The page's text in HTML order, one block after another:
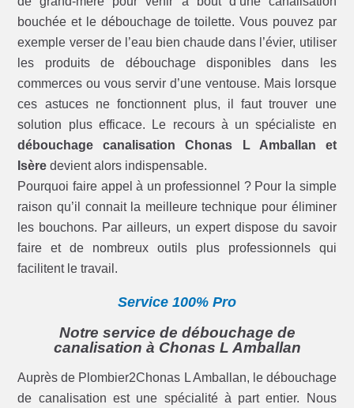
bouchée et le débouchage de toilette. Vous pouvez par
exemple verser de l’eau bien chaude dans l’évier, utiliser
les produits de débouchage disponibles dans les
commerces ou vous servir d’une ventouse. Mais lorsque
ces astuces ne fonctionnent plus, il faut trouver une
solution plus efficace. Le recours à un spécialiste en
débouchage canalisation Chonas L Amballan et
Isère devient alors indispensable.
Pourquoi faire appel à un professionnel ? Pour la simple
raison qu’il connait la meilleure technique pour éliminer
les bouchons. Par ailleurs, un expert dispose du savoir
faire et de nombreux outils plus professionnels qui
facilitent le travail.
Service 100% Pro
Notre service de débouchage de
canalisation à Chonas L Amballan
Auprès de Plombier2Chonas L Amballan, le débouchage
de canalisation est une spécialité à part entier. Nous